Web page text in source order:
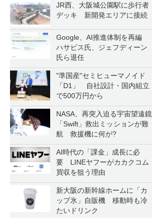
JR西、大阪城公園駅に歩行者
デッキ 新開発エリアに接続
Google、AI推進体制を再編
ハサビス氏、ジェフディーン
氏ら退任
"準国産"セミヒューマノイド
「D1」 自社設計・国内組立
で500万円から
NASA、再突入迫る宇宙望遠鏡
「Swift」救出ミッションが難
航 救援機に何が?
AI時代の「課金」成長に必
要 LINEヤフーがカカクコム
買収を狙う理由
新大阪の新幹線ホームに「カ
ップ氷」自販機 移動時も冷
たいドリンク